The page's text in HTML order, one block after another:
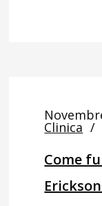
Clinica
Come